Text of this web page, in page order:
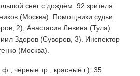
снег с дождём. 92 зрителя.
(Москва). Помощники судьи
2), Анастасия Левина (Тула).
Здоров (Суворов, 3). Инспектор
(Москва).
чёрные тр., красные г.): 35.